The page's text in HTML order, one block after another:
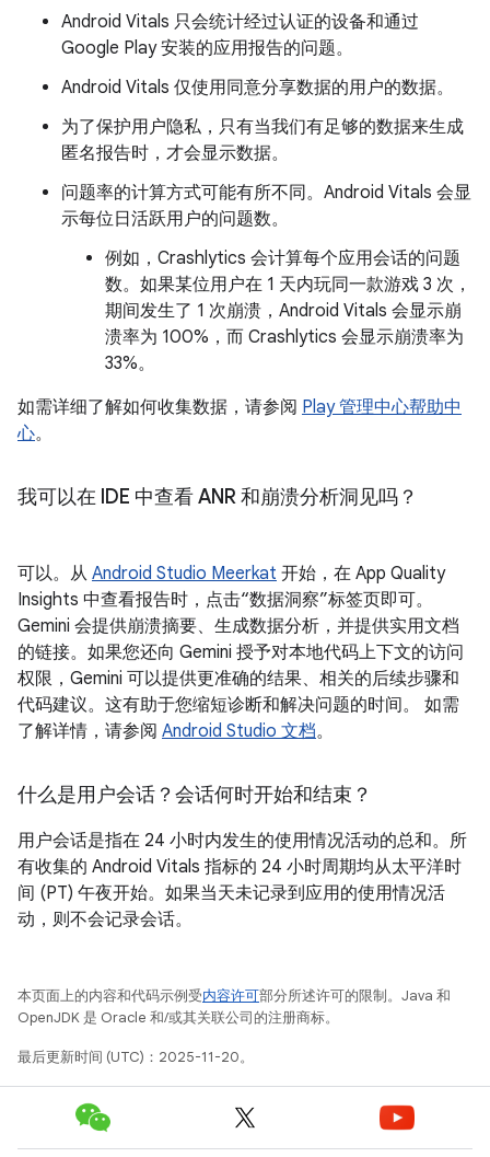
Android Vitals 只会统计经过认证的设备和通过
Google Play 安装的应用报告的问题。
Android Vitals 仅使用同意分享数据的用户的数据。
为了保护用户隐私，只有当我们有足够的数据来生成
匿名报告时，才会显示数据。
问题率的计算方式可能有所不同。Android Vitals 会显
示每位日活跃用户的问题数。
例如，Crashlytics 会计算每个应用会话的问题
数。如果某位用户在 1 天内玩同一款游戏 3 次，
期间发生了 1 次崩溃，Android Vitals 会显示崩
溃率为 100%，而 Crashlytics 会显示崩溃率为
33%。
如需详细了解如何收集数据，请参阅 Play 管理中心帮助中
心。
我可以在 IDE 中查看 ANR 和崩溃分析洞见吗？
可以。从 Android Studio Meerkat 开始，在 App Quality
Insights 中查看报告时，点击“数据洞察”标签页即可。
Gemini 会提供崩溃摘要、生成数据分析，并提供实用文档
的链接。如果您还向 Gemini 授予对本地代码上下文的访问
权限，Gemini 可以提供更准确的结果、相关的后续步骤和
代码建议。这有助于您缩短诊断和解决问题的时间。 如需
了解详情，请参阅 Android Studio 文档。
什么是用户会话？会话何时开始和结束？
用户会话是指在 24 小时内发生的使用情况活动的总和。所
有收集的 Android Vitals 指标的 24 小时周期均从太平洋时
间 (PT) 午夜开始。如果当天未记录到应用的使用情况活
动，则不会记录会话。
本页面上的内容和代码示例受内容许可部分所述许可的限制。Java 和
OpenJDK 是 Oracle 和/或其关联公司的注册商标。
最后更新时间 (UTC)：2025-11-20。